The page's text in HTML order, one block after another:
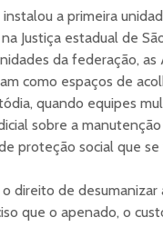
a primeira
Justiça estadual de
da federação,
como espaços de
quando equipes
sobre a
proteção social que
direito de
que o apenado, o